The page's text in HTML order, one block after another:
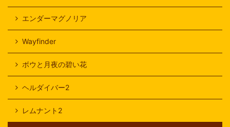
エンダーマグノリア
Wayfinder
ボウと月夜の碧い花
ヘルダイバー2
レムナント2